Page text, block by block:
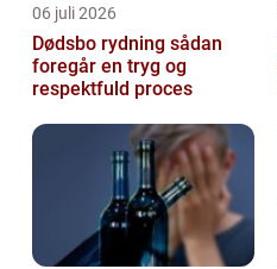
06 juli 2026
Dødsbo rydning sådan
foregår en tryg og
respektfuld proces